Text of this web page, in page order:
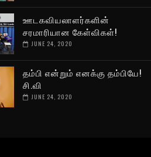
ஊடகவியலாளர்களின்
சரமாரியான கேள்விகள்!
JUNE 24, 2020
தம்பி என்றும் எனக்கு தம்பியே!
சி.வி
JUNE 24, 2020